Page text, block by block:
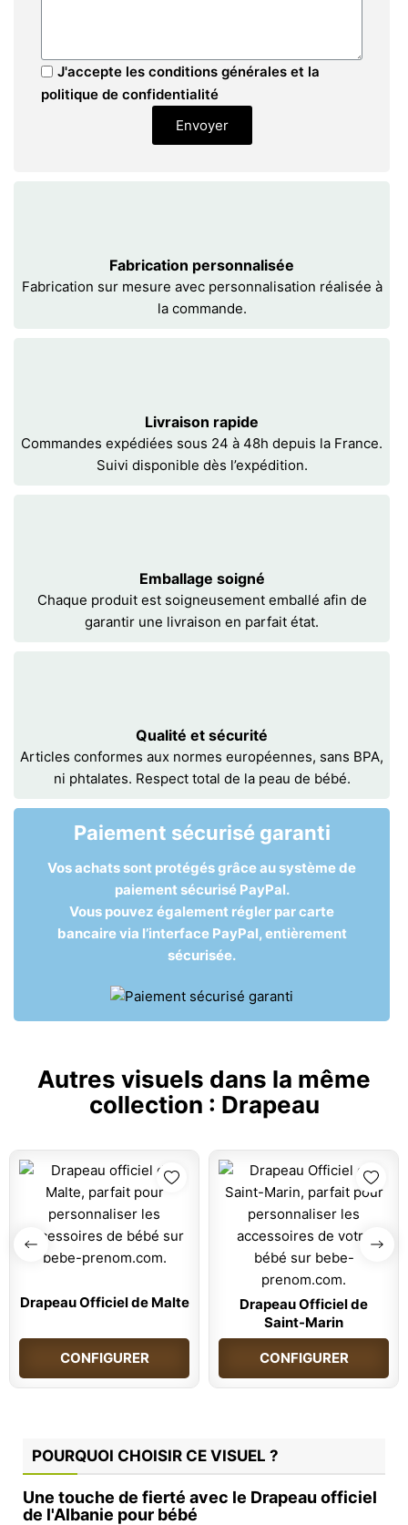
J'accepte les conditions générales et la
politique de confidentialité
Envoyer
Fabrication personnalisée
Fabrication sur mesure avec personnalisation réalisée à
la commande.
Livraison rapide
Commandes expédiées sous 24 à 48h depuis la France.
Suivi disponible dès l’expédition.
Emballage soigné
Chaque produit est soigneusement emballé afin de
garantir une livraison en parfait état.
Qualité et sécurité
Articles conformes aux normes européennes, sans BPA,
ni phtalates. Respect total de la peau de bébé.
Paiement sécurisé garanti
Vos achats sont protégés grâce au système de
paiement sécurisé PayPal.
Vous pouvez également régler par carte
bancaire via l’interface PayPal, entièrement
sécurisée.
Autres visuels dans la même
collection : Drapeau
Drapeau Officiel de Malte
CONFIGURER
Drapeau Officiel de
Saint-Marin
CONFIGURER
POURQUOI CHOISIR CE VISUEL ?
Une touche de fierté avec le Drapeau officiel
de l'Albanie pour bébé